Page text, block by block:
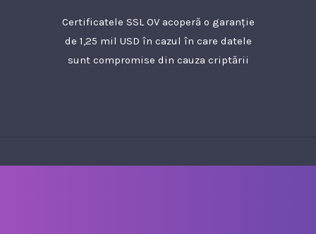
Certificatele SSL OV acoperă o garanție
de 1,25 mil USD în cazul în care datele
sunt compromise din cauza criptării